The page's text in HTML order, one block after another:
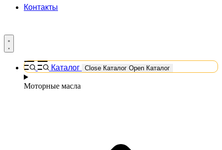
Контакты
Каталог Close Каталог Open Каталог
Моторные масла